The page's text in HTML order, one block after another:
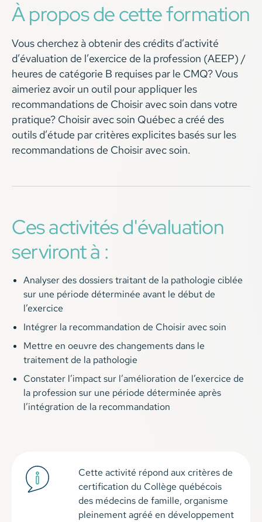
À propos de cette formation
Vous cherchez à obtenir des crédits d’activité
d’évaluation de l’exercice de la profession (AEEP) /
heures de catégorie B requises par le CMQ? Vous
aimeriez avoir un outil pour appliquer les
recommandations de Choisir avec soin dans votre
pratique? Choisir avec soin Québec a créé des
outils d’étude par critères explicites basés sur les
recommandations de Choisir avec soin.
Ces activités d'évaluation
serviront à :
Analyser des dossiers traitant de la pathologie ciblée
sur une période déterminée avant le début de
l’exercice
Intégrer la recommandation de Choisir avec soin
Mettre en oeuvre des changements dans le
traitement de la pathologie
Constater l’impact sur l’amélioration de l’exercice de
la profession sur une période déterminée après
l’intégration de la recommandation
Cette activité répond aux critères de
certification du Collège québécois
des médecins de famille, organisme
pleinement agréé en développement